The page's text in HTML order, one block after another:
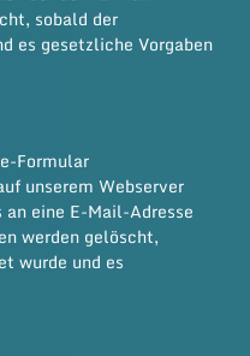
sobald der
es gesetzliche Vorgaben
Formular
unserem Webserver
eine E-Mail-Adresse
werden gelöscht,
wurde und es